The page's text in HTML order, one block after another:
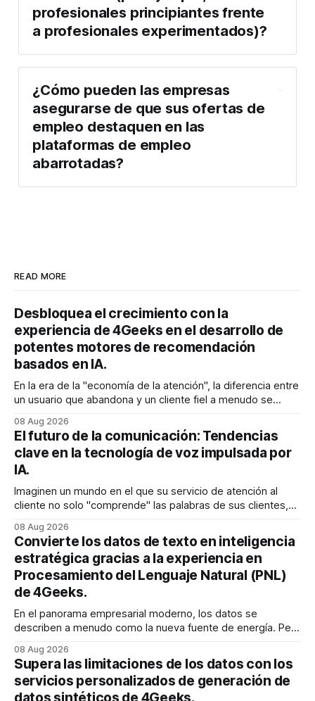
profesionales principiantes frente
a profesionales experimentados)?
¿Cómo pueden las empresas
asegurarse de que sus ofertas de
empleo destaquen en las
plataformas de empleo
abarrotadas?
READ MORE
Desbloquea el crecimiento con la
experiencia de 4Geeks en el desarrollo de
potentes motores de recomendación
basados en IA.
En la era de la "economía de la atención", la diferencia entre
un usuario que abandona y un cliente fiel a menudo se
exactamente lo que estaba buscando sin tener que
buscarlo. Para las empresas SaaS de rápido
08 Aug 2026
El futuro de la comunicación: Tendencias
clave en la tecnología de voz impulsada por
IA.
Imaginen un mundo en el que su servicio de atención al
cliente no solo "comprende" las palabras de sus clientes,
tono en tiempo real para ser más empático y resuelve una
compleja disputa de facturación en treinta
08 Aug 2026
Convierte los datos de texto en inteligencia
estratégica gracias a la experiencia en
Procesamiento del Lenguaje Natural (PNL)
de 4Geeks.
En el panorama empresarial moderno, los datos se
describen a menudo como la nueva fuente de energía. Pero
realidad es más parecida a un pantano vasto e inexplorado
de texto no estructurado. Los correos electrónicos, las
solicitudes de soporte al
08 Aug 2026
Supera las limitaciones de los datos con los
servicios personalizados de generación de
datos sintéticos de 4Geeks.